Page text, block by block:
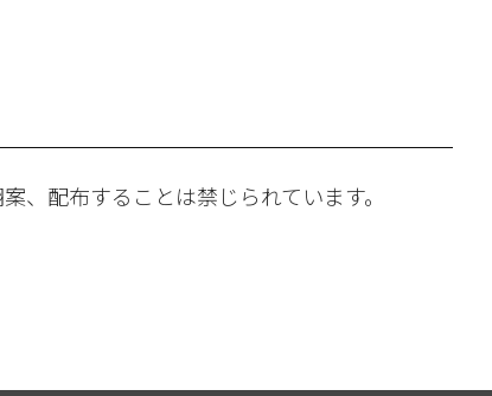
、配布することは禁じられています。